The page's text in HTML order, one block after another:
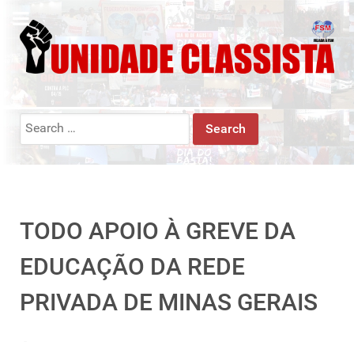
Search
TODO APOIO À GREVE DA
EDUCAÇÃO DA REDE
PRIVADA DE MINAS GERAIS